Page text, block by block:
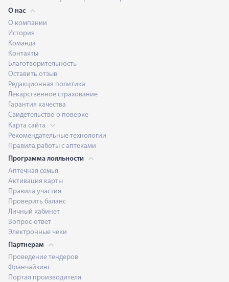
О нас
О компании
История
Команда
Контакты
Благотворительность
Оставить отзыв
Редакционная политика
Лекарственное страхование
Гарантия качества
Свидетельство о поверке
Карта сайта
Рекомендательные технологии
Правила работы с аптеками
Программа лояльности
Аптечная семья
Активация карты
Правила участия
Проверить баланс
Личный кабинет
Вопрос-ответ
Электронные чеки
Партнерам
Проведение тендеров
Франчайзинг
Портал производителя